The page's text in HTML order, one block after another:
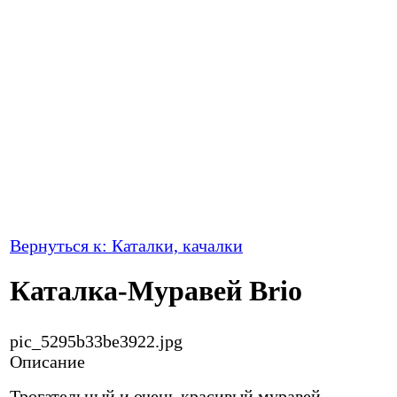
Вернуться к: Каталки, качалки
Каталка-Муравей Brio
pic_5295b33be3922.jpg
Описание